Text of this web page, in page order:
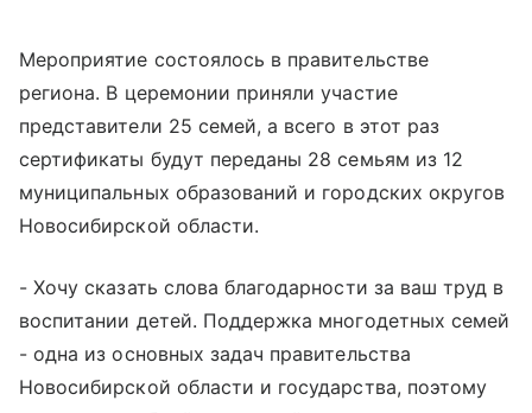
Мероприятие состоялось в правительстве
региона. В церемонии приняли участие
представители 25 семей, а всего в этот раз
сертификаты будут переданы 28 семьям из 12
муниципальных образований и городских округов
Новосибирской области.
- Хочу сказать слова благодарности за ваш труд в
воспитании детей. Поддержка многодетных семей
- одна из основных задач правительства
Новосибирской области и государства, поэтому